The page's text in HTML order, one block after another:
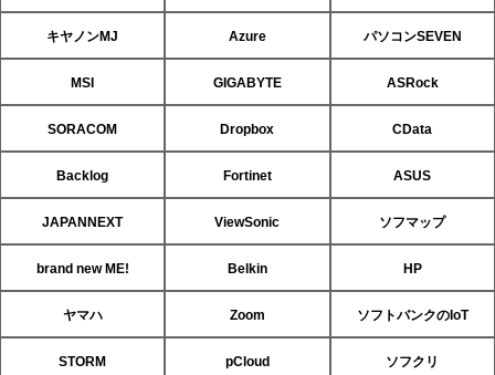
キヤノンMJ Azure パソコンSEVEN
MSI GIGABYTE ASRock
SORACOM Dropbox CData
Backlog Fortinet ASUS
JAPANNEXT ViewSonic ソフマップ
brand new ME! Belkin HP
ヤマハ Zoom ソフトバンクのIoT
STORM pCloud ソフクリ